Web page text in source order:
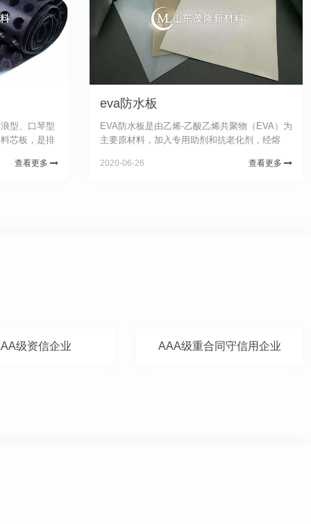
型、口琴型
芯板，是排
支撑作用并
查看更多
eva防水板
EVA防水板是由乙烯-乙酸乙烯共聚物（EVA）为
主要原材料，加入专用助剂和抗老化剂，经熔
制成的具有一定厚度的片状防水材料，在GB501
查看更多
2020-06-26
级资信企业 AAA级重合同守信用企业